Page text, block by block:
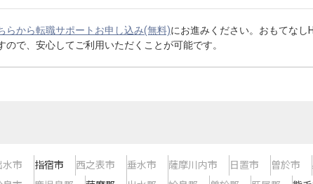
らから転職サポートお申し込み(無料)にお進みください。おもてなし
で、安心してご利用いただくことが可能です。
水市 指宿市 西之表市 垂水市 薩摩川内市 日置市 曽於市